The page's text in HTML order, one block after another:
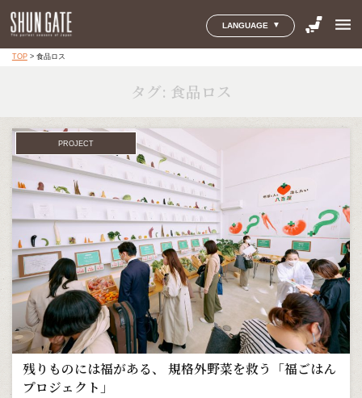
LANGUAGE menu
TOP> 食品ロス
タグ: 食品ロス
PROJECT
残りものには福がある、 規格外野菜を救う「福ごはん
プロジェクト」